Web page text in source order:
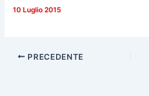
10 Luglio 2015
PRECEDENTE